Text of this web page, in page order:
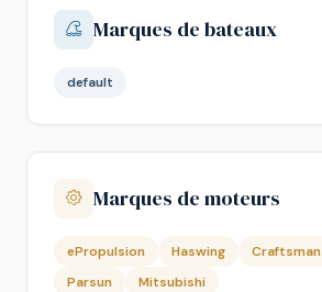
Marques de bateaux
default
Marques de moteurs
ePropulsion Haswing Craftsman
Parsun
Mitsubishi